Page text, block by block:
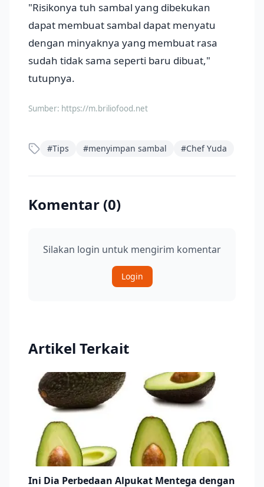
"Risikonya tuh sambal yang dibekukan
dapat membuat sambal dapat menyatu
dengan minyaknya yang membuat rasa
sudah tidak sama seperti baru dibuat,"
tutupnya.
Sumber: https://m.briliofood.net
#Tips #menyimpan sambal #Chef Yuda
Komentar (0)
Silakan login untuk mengirim komentar
Login
Artikel Terkait
Ini Dia Perbedaan Alpukat Mentega dengan